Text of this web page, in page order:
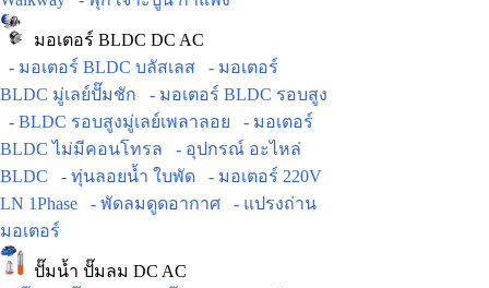
มอเตอร์ BLDC DC AC
- มอเตอร์ BLDC บลัสเลส
- มอเตอร์
BLDC มู่เลย์ปั๊มชัก
- มอเตอร์ BLDC รอบสูง
- BLDC รอบสูงมู่เลย์เพลาลอย
- มอเตอร์
BLDC ไม่มีคอนโทรล
- อุปกรณ์ อะไหล่
BLDC
- ทุ่นลอยน้ำ ใบพัด
- มอเตอร์ 220V
LN 1Phase
- พัดลมดูดอากาศ
- แปรงถ่าน
มอเตอร์
ปั๊มน้ำ ปั๊มลม DC AC